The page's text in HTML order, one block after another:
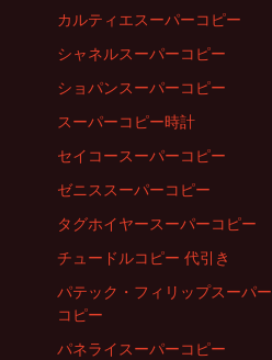
カルティエスーパーコピー
シャネルスーパーコピー
ショパンスーパーコピー
スーパーコピー時計
セイコースーパーコピー
ゼニススーパーコピー
タグホイヤースーパーコピー
チュードルコピー 代引き
パテック・フィリップスーパー
コピー
パネライスーパーコピー